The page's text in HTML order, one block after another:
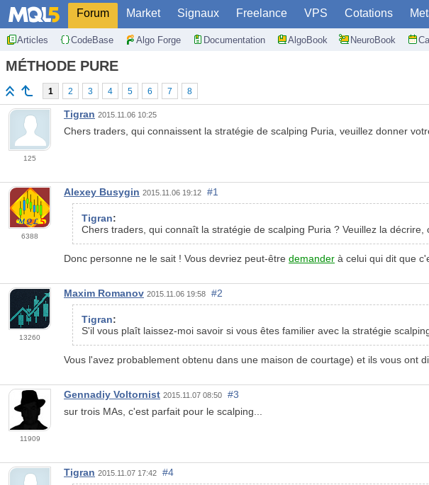
Forum Market Signaux Freelance VPS Cotations
Articles CodeBase Algo Forge Documentation AlgoBook NeuroBook
MÉTHODE PURE
1 2 3 4 5 6 7 8
125
Tigran 2015.11.06 10:25
Chers traders, qui connaissent la stratégie de scalping Puria, veuillez donner
6388
Alexey Busygin 2015.11.06 19:12 #1
Tigran:
Chers traders, qui connaît la stratégie de scalping Puria ? Veuillez la
Donc personne ne le sait ! Vous devriez peut-être demander à celui qui dit que
13260
Maxim Romanov 2015.11.06 19:58 #2
Tigran:
S'il vous plaît laissez-moi savoir si vous êtes familier avec la stratégie
Vous l'avez probablement obtenu dans une maison de courtage) et ils vous ont
11909
Gennadiy Voltornist 2015.11.07 08:50
#3
sur trois MAs, c'est parfait pour le scalping...
Tigran 2015.11.07 17:42 #4